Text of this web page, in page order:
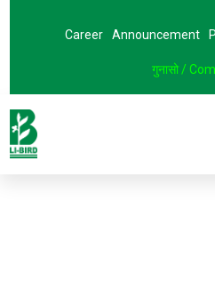
Career Announcement
गुनासो /